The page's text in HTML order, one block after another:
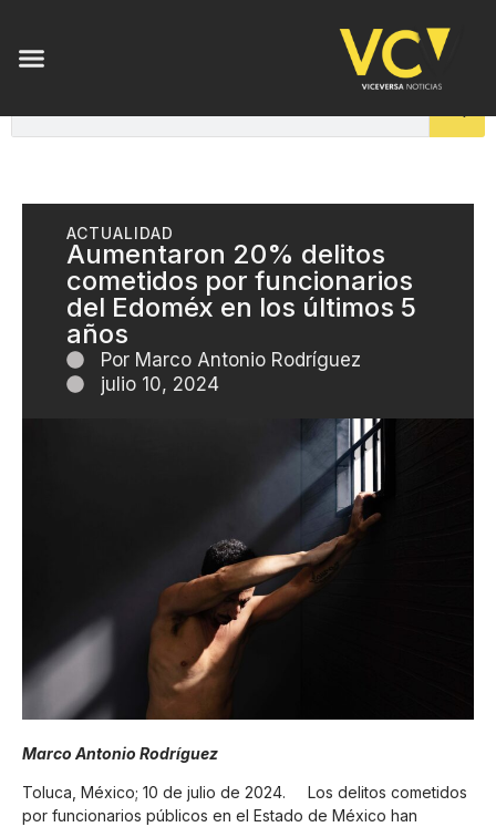
ACTUALIDAD
Aumentaron 20% delitos
cometidos por funcionarios
del Edoméx en los últimos 5
años
Por Marco Antonio Rodríguez
julio 10, 2024
Marco Antonio Rodríguez
Toluca, México; 10 de julio de 2024. Los delitos cometidos
por funcionarios públicos en el Estado de México han